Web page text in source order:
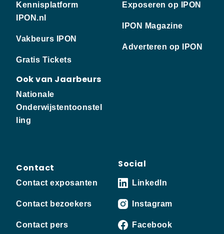
Kennisplatform
IPON.nl
Vakbeurs IPON
Gratis Tickets
Ook van Jaarbeurs
Nationale
Onderwijstentoonstel
ling
Exposeren op IPON
IPON Magazine
Adverteren op IPON
Contact
Contact exposanten
Contact bezoekers
Contact pers
Social
LinkedIn
Instagram
Facebook